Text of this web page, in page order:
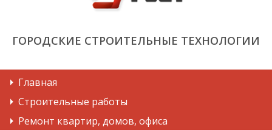
ГОРОДСКИЕ СТРОИТЕЛЬНЫЕ ТЕХНОЛОГИИ
Главная
Строительные работы
Ремонт квартир, домов, офиса